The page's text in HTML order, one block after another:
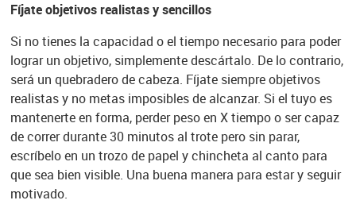
Fíjate objetivos realistas y sencillos
Si no tienes la capacidad o el tiempo necesario para poder
lograr un objetivo, simplemente descártalo. De lo contrario,
será un quebradero de cabeza. Fíjate siempre objetivos
realistas y no metas imposibles de alcanzar. Si el tuyo es
mantenerte en forma, perder peso en X tiempo o ser capaz
de correr durante 30 minutos al trote pero sin parar,
escríbelo en un trozo de papel y chincheta al canto para
que sea bien visible. Una buena manera para estar y seguir
motivado.